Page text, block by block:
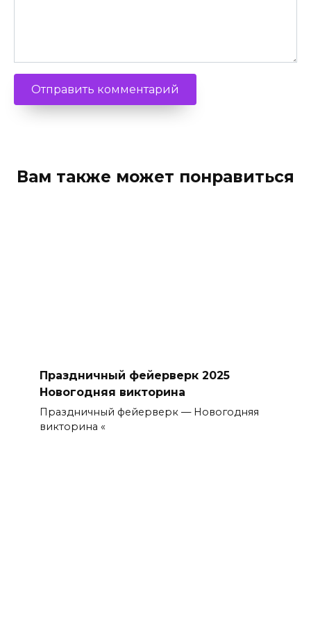
Вам также может понравиться
Праздничный фейерверк 2025
Новогодняя викторина
Праздничный фейерверк — Новогодняя
викторина «